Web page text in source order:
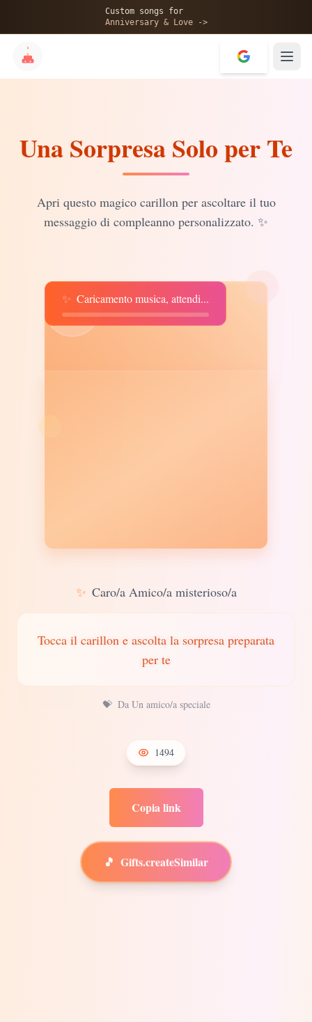
Custom songs for
Anniversary & Love ->
💝
Una Sorpresa Solo per Te
Apri questo magico carillon per ascoltare il tuo
messaggio di compleanno personalizzato. ✨
♫
✨ Caricamento musica, attendi...
✨ Caro/a Amico/a misterioso/a
Tocca il carillon e ascolta la sorpresa preparata
per te
💝 Da Un amico/a speciale
1494
Copia link
🎵 Gifts.createSimilar